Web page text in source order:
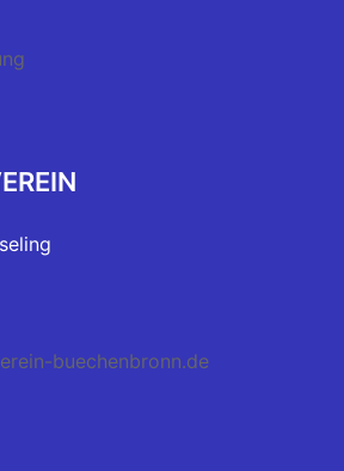
buechenbronn.de